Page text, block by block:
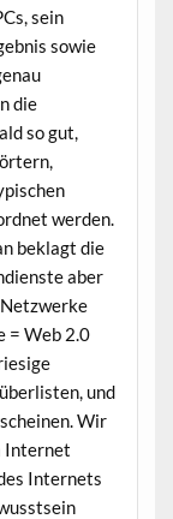
sein
sowie
die
so gut,
werden.
beklagt die
aber
= Web 2.0
und
Wir
Internet
Internets